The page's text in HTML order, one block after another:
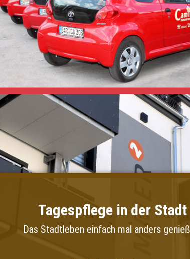
über 40 PKW die unermüdlich durch den Großraum
in ihrer gewohnten Umgebung zu bewahren.
in der Dienstplan– und kundengerechten
unsere Mitarbeiter regelmäßig sowohl durch interne
geschult und weitergebildet.
Tagespflege in der Stadt
Das Stadtleben einfach mal anders